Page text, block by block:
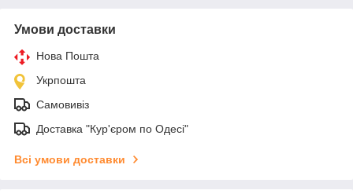
Умови доставки
Нова Пошта
Укрпошта
Самовивіз
Доставка "Кур'єром по Одесі"
Всі умови доставки